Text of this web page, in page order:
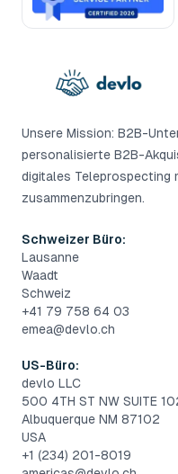
Unsere Mission: B2B-
personalisierte B2B-
digitales Teleprospecting
zusammenzubringen.
Schweizer Büro:
Lausanne
Waadt
Schweiz
+41 79 758 64 03
emea@devlo.ch
US-Büro:
devlo LLC
500 4TH ST NW SUITE
Albuquerque NM 87102
USA
+1 (234) 201-8019